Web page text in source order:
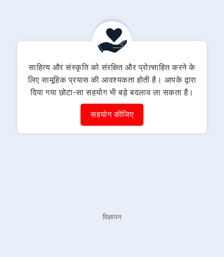
साहित्य और संस्कृति को संरक्षित और प्रोत्साहित करने के
लिए सामूहिक प्रयास की आवश्यकता होती है। आपके द्वारा
दिया गया छोटा-सा सहयोग भी बड़े बदलाव ला सकता है।
सहयोग कीजिए
विज्ञापन